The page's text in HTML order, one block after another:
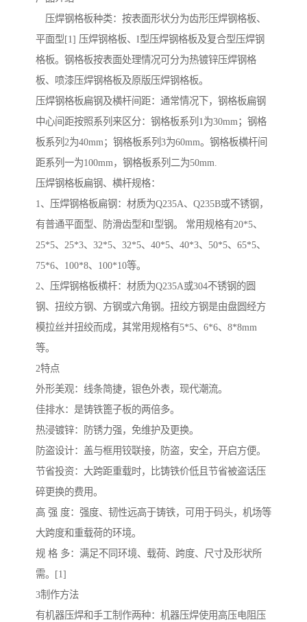
压焊钢格板种类：按表面形状分为齿形压焊钢格板、
平面型[1] 压焊钢格板、I型压焊钢格板及复合型压焊钢
格板。钢格板按表面处理情况可分为热镀锌压焊钢格
板、喷漆压焊钢格板及原版压焊钢格板。
压焊钢格板扁钢及横杆间距：通常情况下，钢格板扁钢
中心间距按照系列来区分：钢格板系列1为30mm；钢格
板系列2为40mm；钢格板系列3为60mm。钢格板横杆间
距系列一为100mm，钢格板系列二为50mm.
压焊钢格板扁钢、横杆规格：
1、压焊钢格板扁钢：材质为Q235A、Q235B或不锈钢，
有普通平面型、防滑齿型和I型钢。 常用规格有20*5、
25*5、25*3、32*5、32*5、40*5、40*3、50*5、65*5、
75*6、100*8、100*10等。
2、压焊钢格板横杆：材质为Q235A或304不锈钢的圆
钢、扭绞方钢、方钢或六角钢。扭绞方钢是由盘圆经方
模拉丝并扭绞而成，其常用规格有5*5、6*6、8*8mm
等。
2特点
外形美观：线条简捷，银色外表，现代潮流。
佳排水：是铸铁篦子板的两倍多。
热浸镀锌：防锈力强，免维护及更换。
防盗设计：盖与框用铰联接，防盗，安全，开启方便。
节省投资：大跨距重载时，比铸铁价低且节省被盗话压
碎更换的费用。
高 强 度：强度、韧性远高于铸铁，可用于码头，机场等
大跨度和重载荷的环境。
规 格 多：满足不同环境、载荷、跨度、尺寸及形状所
需。[1]
3制作方法
有机器压焊和手工制作两种：机器压焊使用高压电阻压